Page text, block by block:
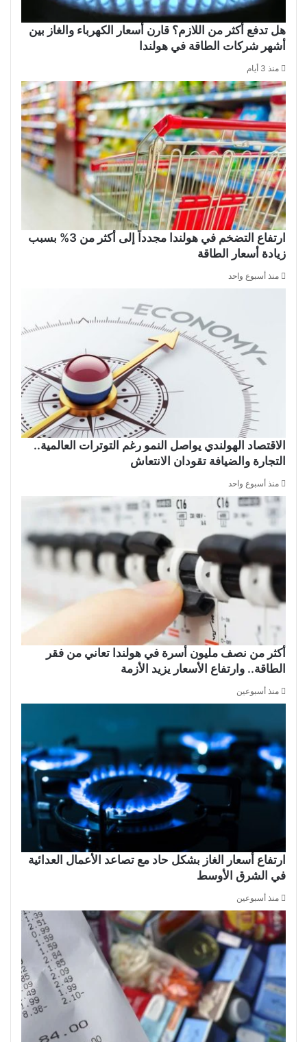
هل تدفع أكثر من اللازم؟ قارن أسعار الكهرباء والغاز بين
أشهر شركات الطاقة في هولندا
منذ 3 أيام
ارتفاع التضخم في هولندا مجدداً إلى أكثر من 3% بسبب
زيادة أسعار الطاقة
منذ أسبوع واحد
الاقتصاد الهولندي يواصل النمو رغم التوترات العالمية..
التجارة والضيافة تقودان الانتعاش
منذ أسبوع واحد
أكثر من نصف مليون أسرة في هولندا تعاني من فقر
الطاقة.. وارتفاع الأسعار يزيد الأزمة
منذ أسبوعين
ارتفاع أسعار الغاز بشكل حاد مع تصاعد الأعمال العدائية
في الشرق الأوسط
منذ أسبوعين